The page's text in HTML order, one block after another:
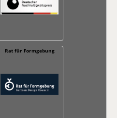
Rat für Formgebung